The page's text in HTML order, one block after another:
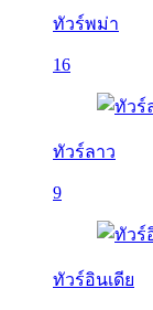
ทัวร์พม่า
16
ทัวร์ลาว
9
ทัวร์อินเดีย